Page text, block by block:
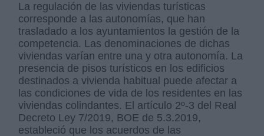
La regulación de las viviendas turísticas
corresponde a las autonomías, que han
trasladado a los ayuntamientos la gestión de la
competencia. Las denominaciones de dichas
viviendas varían entre una y otra autonomía. La
presencia de pisos turísticos en los edificios
destinados a vivienda habitual puede afectar a
las condiciones de vida de los residentes en las
viviendas colindantes. El artículo 2º-3 del Real
Decreto Ley 7/2019, BOE de 5.3.2019,
estableció que los acuerdos de las